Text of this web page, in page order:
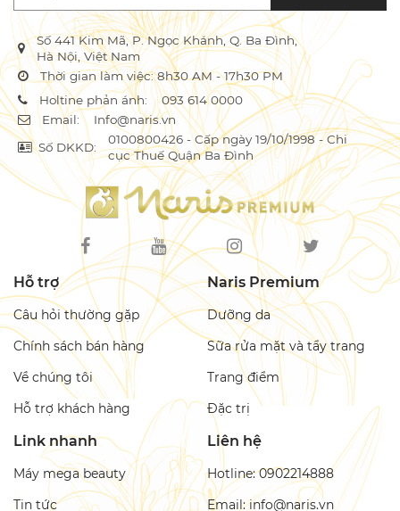
Số 441 Kim Mã, P. Ngọc Khánh, Q. Ba Đình,
Hà Nội, Việt Nam
Thời gian làm việc: 8h30 AM - 17h30 PM
Holtine phản ánh:
093 614 0000
Email:
Info@naris.vn
Số DKKD:
0100800426 - Cấp ngày 19/10/1998 - Chi
cục Thuế Quận Ba Đình
Hỗ trợ
Câu hỏi thường gặp
Chính sách bán hàng
Về chúng tôi
Hỗ trợ khách hàng
Naris Premium
Dưỡng da
Sữa rửa mặt và tẩy trang
Trang điểm
Đặc trị
Link nhanh
Máy mega beauty
Tin tức
Liên hệ
Hotline: 0902214888
Email: info@naris.vn